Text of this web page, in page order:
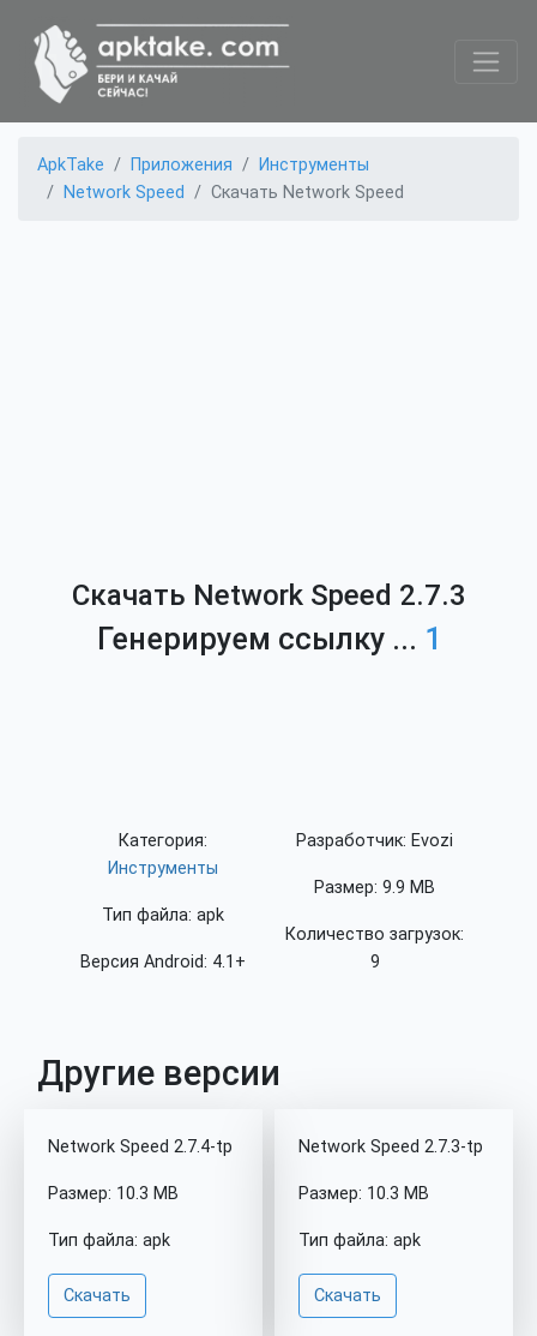
ApkTake Приложения
Инструменты
Network Speed
Скачать Network Speed
Скачать Network Speed 2.7.3
Генерируем ссылку ... 1
Категория:
Инструменты
Тип файла: apk
Версия Android: 4.1+
Разработчик: Evozi
Размер: 9.9 MB
Количество загрузок:
9
Другие версии
Network Speed 2.7.4-tp
Размер: 10.3 MB
Тип файла: apk
Скачать
Network Speed 2.7.3-tp
Размер: 10.3 MB
Тип файла: apk
Скачать